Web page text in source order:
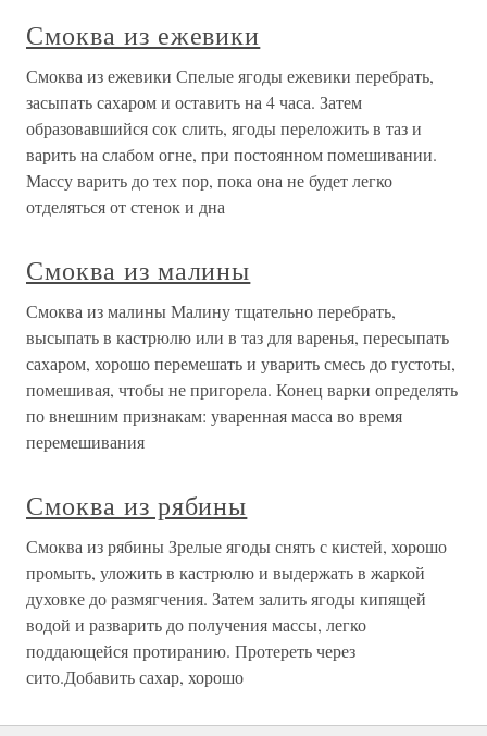
Смоква из ежевики
Смоква из ежевики Спелые ягоды ежевики перебрать,
засыпать сахаром и оставить на 4 часа. Затем
образовавшийся сок слить, ягоды переложить в таз и
варить на слабом огне, при постоянном помешивании.
Массу варить до тех пор, пока она не будет легко
отделяться от стенок и дна
Смоква из малины
Смоква из малины Малину тщательно перебрать,
высыпать в кастрюлю или в таз для варенья, пересыпать
сахаром, хорошо перемешать и уварить смесь до густоты,
помешивая, чтобы не пригорела. Конец варки определять
по внешним признакам: уваренная масса во время
перемешивания
Смоква из рябины
Смоква из рябины Зрелые ягоды снять с кистей, хорошо
промыть, уложить в кастрюлю и выдержать в жаркой
духовке до размягчения. Затем залить ягоды кипящей
водой и разварить до получения массы, легко
поддающейся протиранию. Протереть через
сито.Добавить сахар, хорошо